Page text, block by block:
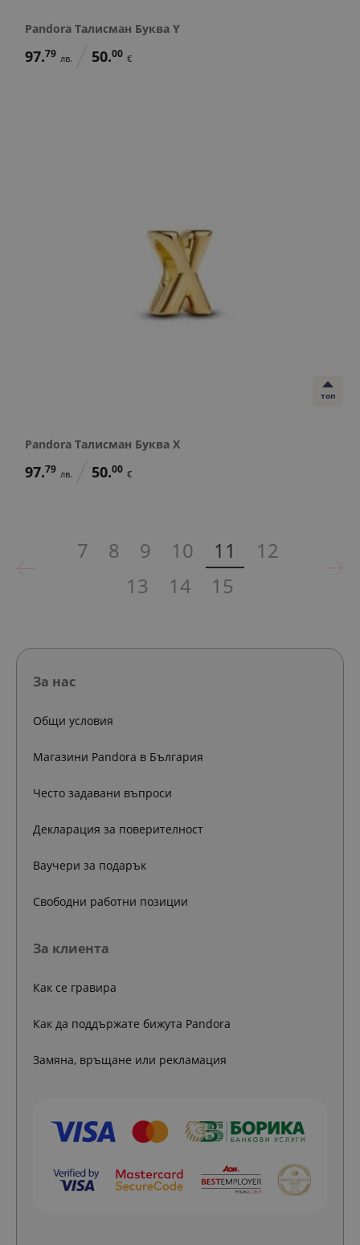
Pandora Талисман Буква Y
97.79 лв. 50.00 €
Pandora Талисман Буква X
97.79 лв. 50.00 €
7 8 9 10 11
12
13
14 15
топ
За нас
Общи условия
Магазини Pandora в България
Често задавани въпроси
Декларация за поверителност
Ваучери за подарък
Свободни работни позиции
За клиента
Как се гравира
Как да поддържате бижута Pandora
Замяна, връщане или рекламация